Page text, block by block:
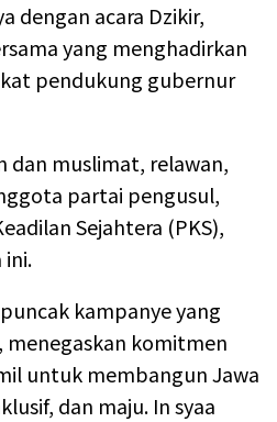
dengan acara Dzikir,
yang menghadirkan
pendukung gubernur
dan muslimat, relawan,
partai pengusul,
Sejahtera (PKS),
kampanye yang
menegaskan komitmen
untuk membangun Jawa
dan maju. In syaa